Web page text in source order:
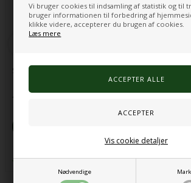
Vi bruger cookies til indsamling af statistik og til
bruger informationen til forbedring af
klikke videre, accepterer du brugen af cookies.
Læs mere
Nødvendige
Vis cookie detaljer
Sansering® Blå
11,00 DKK
På lager, klar til levering På lager,